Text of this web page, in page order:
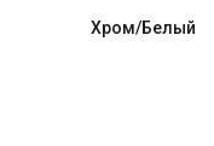
Хром/Белый